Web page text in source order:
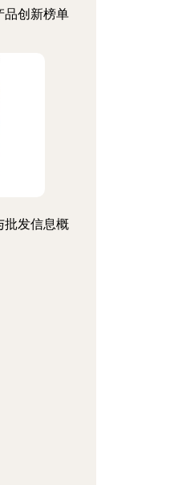
品创新榜单
批发信息概